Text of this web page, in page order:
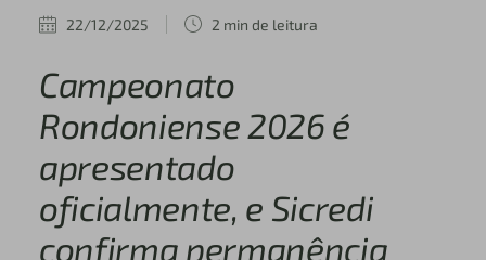
22/12/2025 2 min de leitura
Campeonato
Rondoniense 2026 é
apresentado
oficialmente, e Sicredi
confirma permanência